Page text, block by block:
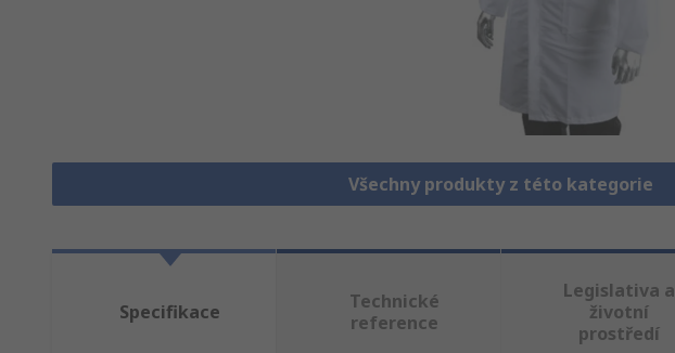
Všechny produkty z této kategorie
Specifikace
Technické
reference
Legislativa a
životní
prostředí